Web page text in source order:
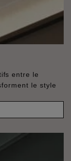
entre le
le style